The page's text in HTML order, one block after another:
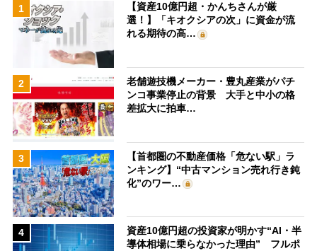
1
【資産10億円超・かんちさんが厳
選！】「キオクシアの次」に資金が流
れる期待の高…
2
老舗遊技機メーカー・豊丸産業がパチ
ンコ事業停止の背景 大手と中小の格
差拡大に拍車…
3
【首都圏の不動産価格「危ない駅」ラ
ンキング】“中古マンション売れ行き鈍
化”のワー…
4
資産10億円超の投資家が明かす“AI・半
導体相場に乗らなかった理由” フルポ